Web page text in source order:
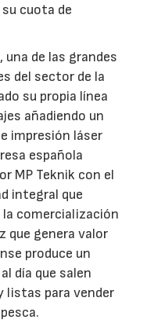
cuota de
de las grandes
del sector de la
su propia línea
añadiendo un
impresión láser
española
MP Teknik con el
integral que
comercialización
que genera valor
produce un
día que salen
listas para vender